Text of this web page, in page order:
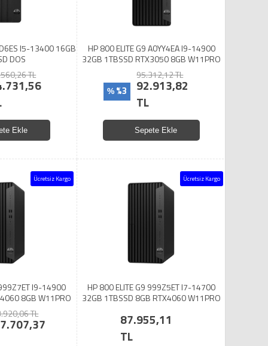
I5-13400 16GB
DOS
TL
Ekle
HP 800 ELITE G9 A0YY4EA I9-14900
32GB 1TBSSD RTX3050 8GB W11PRO
% %3
95.312,12 TL
92.913,82
TL
Sepete Ekle
Ücretsiz Kargo
I9-14900
8GB W11PRO
TL
Ücretsiz Kargo
HP 800 ELITE G9 999Z5ET I7-14700
32GB 1TBSSD 8GB RTX4060 W11PRO
87.955,11
TL